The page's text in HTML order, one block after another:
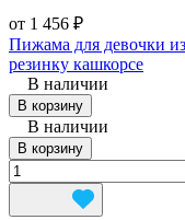
от 1 456 ₽
Пижама для девочки
резинку кашкорсе
В наличии
В корзину
В наличии
В корзину